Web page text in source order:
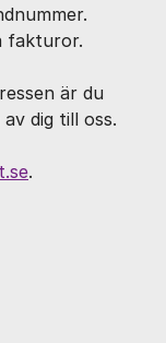
fakturor.
är du
dig till oss.
.